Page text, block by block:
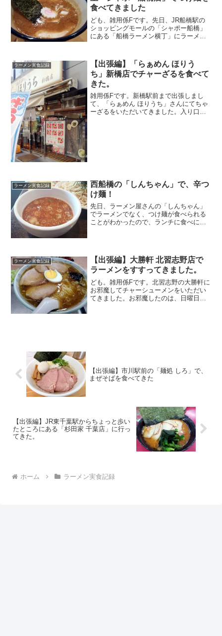
食べてきました
ども、雑用係Fです。先日、JR船橋駅の
ショッピングモールの「シャポー船橋」
にある「船橋ラーメン横丁」にラーメン
かけました。「…まじかー！」と思っ
て、思わず調べて見ると東...
ラーメン実食記録
【出張編】「らぁめん ほりう
ち」新橋店でチャーざるを食べて
きた。
雑用係Fです。新橋駅前まで出張しまし
て、「らぁめん ほりうち」さんにてちゃ
ーざるをいただいてきました。入り口の
ラーメン実食記録
西船橋の「しんちゃん」で、辛つ
け麺！
先日、ラーメン屋さんの「しんちゃん」
でラーメンでなく、つけ麺が食べられる
ことがわかったので、ランチに食べに行
ラーメン実食記録
【出張編】大勝軒 北習志野店で
ラーメンをすすってきました。
ども。雑用係Fです。北習志野の大勝軒に
お邪魔してチャーシューメンをいただい
てきました。お邪魔したのは、日曜日の
【出張編】市川駅前の「麺処 しろ」で、
まぜそばを食べてきた
【出張編】JR東千葉駅からちょっと歩い
たところにある「杉田家 千葉店」に行っ
てきた。
ホーム ラーメン実食記録